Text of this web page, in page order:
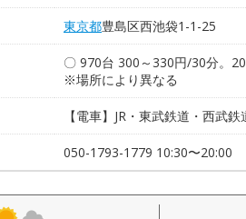
東京都豊島区西池袋1-1-25
〇 970台 300～330円/30分。
※場所により異なる
【電車】JR・東武鉄道・西武
050-1793-1779 10:30〜20:00